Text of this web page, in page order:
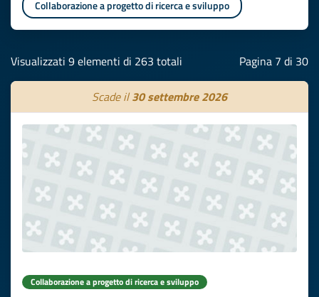
Collaborazione a progetto di ricerca e sviluppo
Visualizzati 9 elementi di 263 totali Pagina 7 di 30
Scade il30 settembre 2026
Collaborazione a progetto di ricerca e sviluppo